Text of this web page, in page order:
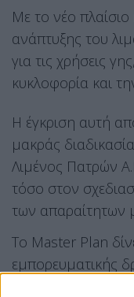
Με το νέο πλαίσιο
ανάπτυξης του
για τις χρήσεις
κυκλοφορία και
Η έγκριση αυτή
μακράς
Λιμένος Πατρών
τόσο στον
των απαραίτητων
Το Master Plan
εμπορευματικής
συνδέσεων, στη